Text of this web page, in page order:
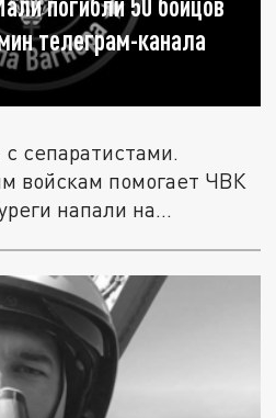
телеграм-канала
сепаратистами.
войскам помогает ЧВК
напали на...